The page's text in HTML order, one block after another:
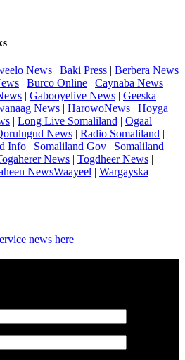
News | Baki Press | Berbera News
| Burco Online | Caynaba News |
| Gabooyelive News | Geeska
News | HarowoNews | Hoyga
| Long Live Somaliland | Ogaal
News | Radio Somaliland |
Info | Somaliland Gov | Somaliland
News | Togdheer News |
NewsWaayeel | Wargayska
news here